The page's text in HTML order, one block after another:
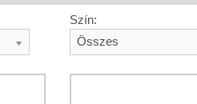
Szín:
Összes